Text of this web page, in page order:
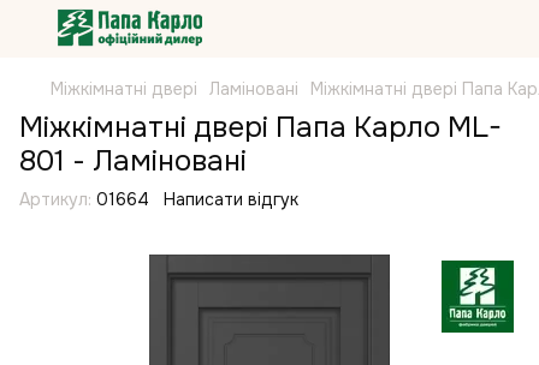
Міжкімнатні двері Ламіновані Міжкімнатні двері Папа
Міжкімнатні двері Папа Карло ML-
801 - Ламіновані
Артикул: 01664 Написати відгук